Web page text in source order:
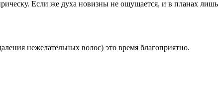
Если же духа новизны не ощущается, и в планах лишь
нежелательных волос) это время благоприятно.